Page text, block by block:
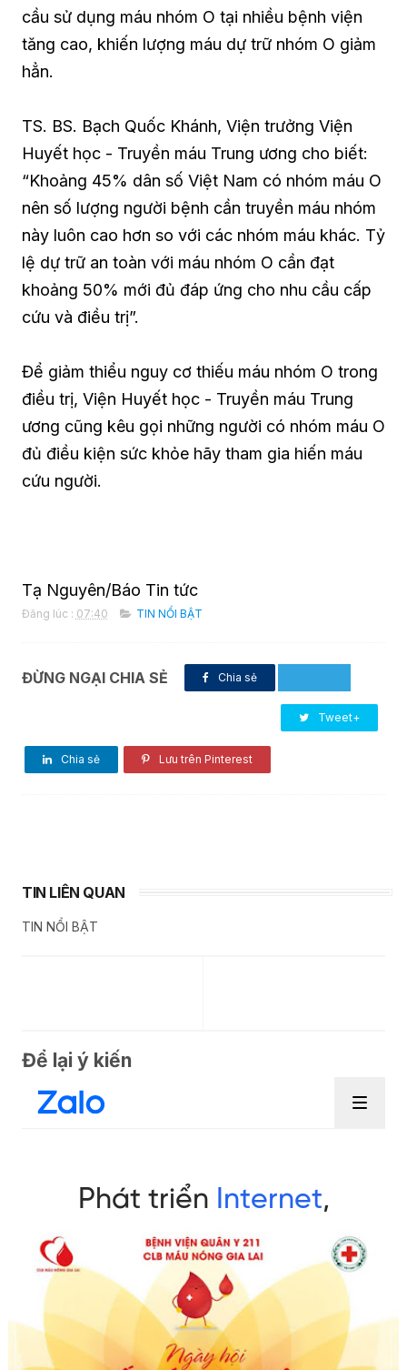
cầu sử dụng máu nhóm O tại nhiều bệnh viện
tăng cao, khiến lượng máu dự trữ nhóm O giảm
hẳn.
TS. BS. Bạch Quốc Khánh, Viện trưởng Viện
Huyết học - Truyền máu Trung ương cho biết:
“Khoảng 45% dân số Việt Nam có nhóm máu O
nên số lượng người bệnh cần truyền máu nhóm
này luôn cao hơn so với các nhóm máu khác. Tỷ
lệ dự trữ an toàn với máu nhóm O cần đạt
khoảng 50% mới đủ đáp ứng cho nhu cầu cấp
cứu và điều trị”.
Để giảm thiểu nguy cơ thiếu máu nhóm O trong
điều trị, Viện Huyết học - Truyền máu Trung
ương cũng kêu gọi những người có nhóm máu O
đủ điều kiện sức khỏe hãy tham gia hiến máu
cứu người.
Tạ Nguyên/Báo Tin tức
Đăng lúc : 07:40 TIN NỔI BẬT
ĐỪNG NGẠI CHIA SẺ Chia sẻ
Tweet+
Chia sẻ Lưu trên Pinterest
TIN LIÊN QUAN
TIN NỔI BẬT
Để lại ý kiến